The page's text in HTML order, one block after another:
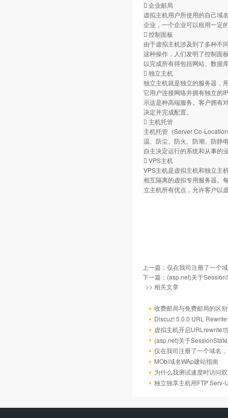
 企业邮局
虚拟主机用户所使用的自己域
企业，一个企业可以租用一定
 控制面板
由于虚拟主机涉及到了多种不
这种操作，人们发明了控制面
以完成所有得包括网站、数据
 独立主机
独立主机就是独立的服务器，
它用户连接网络并拥有独立的
示这是种高端服务。客户拥有
决定并完成配置。
 主机托管
主机托管（Server Co-
温、防尘、防火、防潮、防静
自主决定运行的系统和从事的
 VPS主机
VPS主机是虚拟主机和独立主
相互隔离的虚拟专用服务器。
立主机所有优点，允许客户以
上一篇： 仅在我司注册了一个
下一篇： (asp.net)关于
>> 相关文章
收费邮局与免费邮局的区别
Discuz! 5.0.0 URL
虚拟主机开启URLrewrite
(asp.net)关于
仅在我司注册了一个域名
MObi域名WAp建站指南
为什么我测试速度时访问
独立独享主机用FTP Serv-